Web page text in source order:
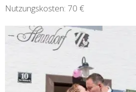
Nutzungskosten: 70 €